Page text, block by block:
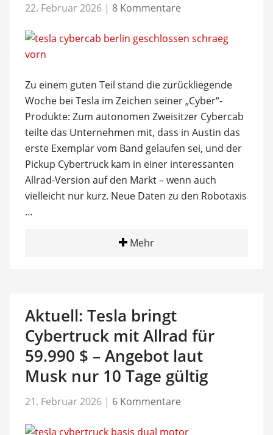
22. Februar 2026 | 8 Kommentare
Zu einem guten Teil stand die zurückliegende
Woche bei Tesla im Zeichen seiner „Cyber“-
Produkte: Zum autonomen Zweisitzer Cybercab
teilte das Unternehmen mit, dass in Austin das
erste Exemplar vom Band gelaufen sei, und der
Pickup Cybertruck kam in einer interessanten
Allrad-Version auf den Markt – wenn auch
vielleicht nur kurz. Neue Daten zu den Robotaxis
…
Mehr
Aktuell: Tesla bringt
Cybertruck mit Allrad für
59.990 $ – Angebot laut
Musk nur 10 Tage gültig
21. Februar 2026 | 6 Kommentare